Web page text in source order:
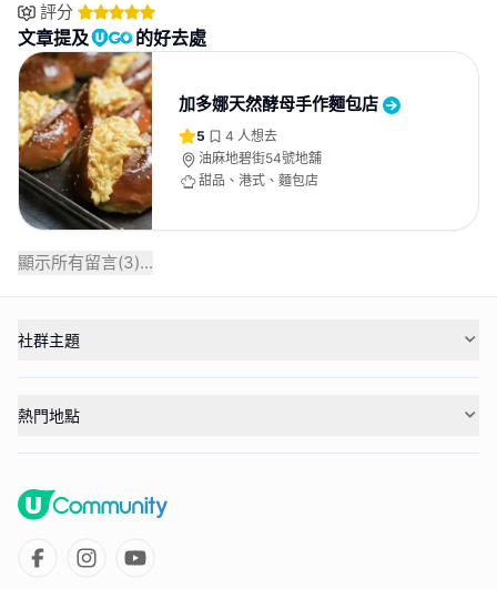
評分
文章提及 的好去處
加多娜天然酵母手作麵包店
5 4 人想去
油麻地碧街54號地舖
甜品、港式、麵包店
顯示所有留言(3)...
社群主題
熱門地點